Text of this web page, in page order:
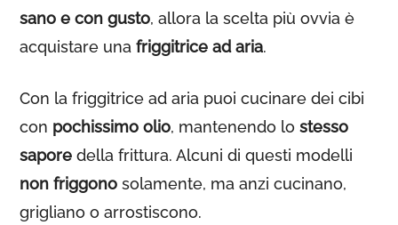
sano e con gusto, allora la scelta più ovvia è
acquistare unafriggitrice ad aria.
Con la friggitrice ad aria puoi cucinare dei cibi
con pochissimo olio, mantenendo lostesso
sapore della frittura. Alcuni di questi modelli
non friggono solamente, ma anzi cucinano,
grigliano o arrostiscono.